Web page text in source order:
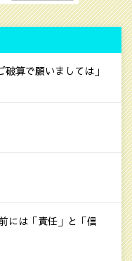
算で願いましては」
には「責任」と「信